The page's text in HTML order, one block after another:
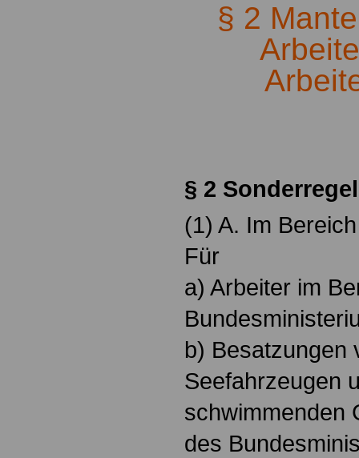
§ 2
§ 2
(1) A. Im
Für
a) Arbeiter im
b) Besatzungen
Seefahrzeugen
schwimmenden
des